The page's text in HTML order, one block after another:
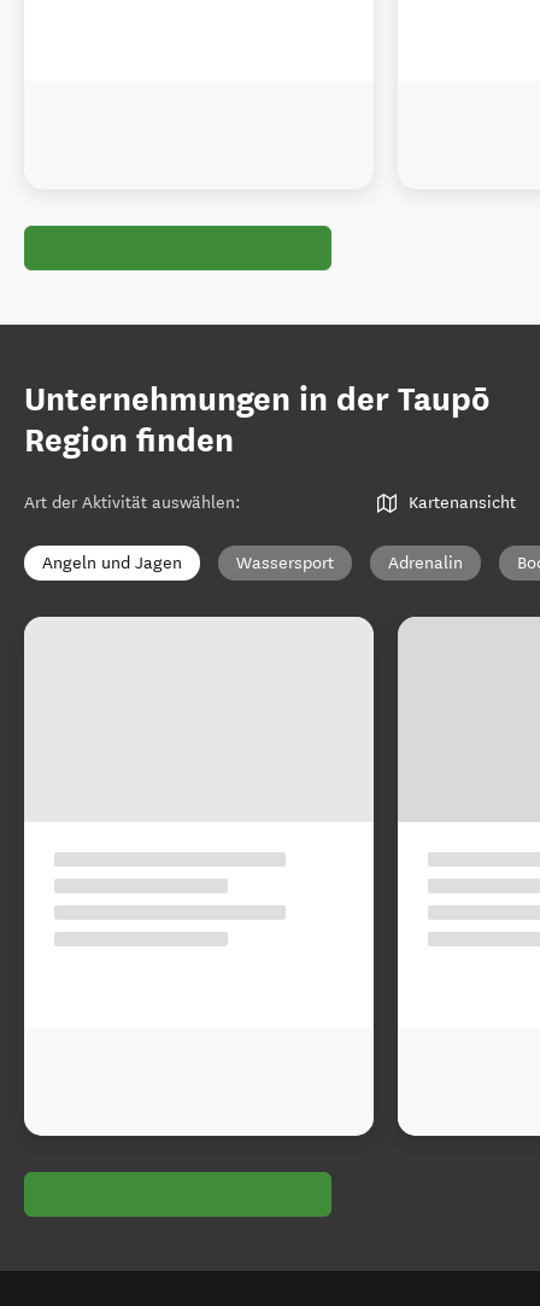
Unternehmungen in der Taupō
Region finden
Art der Aktivität auswählen: Kartenansicht
Angeln und Jagen Wassersport Adrenalin